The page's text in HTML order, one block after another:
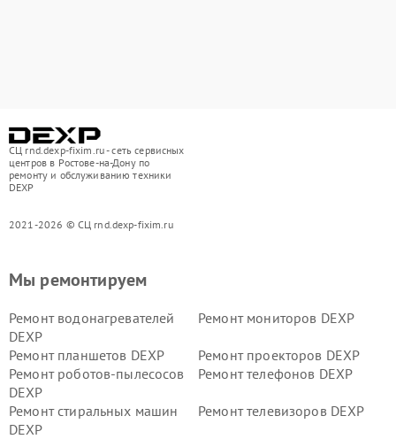
СЦ rnd.dexp-fixim.ru - сеть сервисных
центров в Ростове-на-Дону по
ремонту и обслуживанию техники
DEXP
2021-2026 © СЦ rnd.dexp-fixim.ru
Мы ремонтируем
Ремонт водонагревателей
DEXP
Ремонт мониторов DEXP
Ремонт планшетов DEXP
Ремонт проекторов DEXP
Ремонт роботов-пылесосов
DEXP
Ремонт телефонов DEXP
Ремонт стиральных машин
DEXP
Ремонт телевизоров DEXP